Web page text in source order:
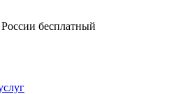
бесплатный